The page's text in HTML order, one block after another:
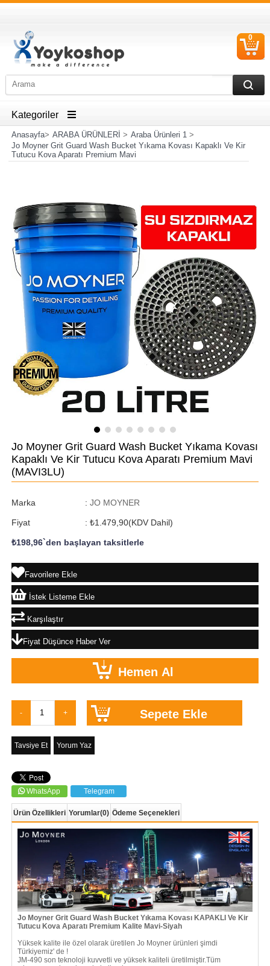
0
Kategoriler
Anasayfa> ARABA ÜRÜNLERİ > Araba Ürünleri 1>
Jo Moyner Grit Guard Wash Bucket Yıkama Kovası Kapaklı Ve Kir
Tutucu Kova Aparatı Premium Mavi
Jo Moyner Grit Guard Wash Bucket Yıkama Kovası
Kapaklı Ve Kir Tutucu Kova Aparatı Premium Mavi
(MAVI3LU)
Marka : JO MOYNER
Fiyat : ₺1.479,90(KDV Dahil)
₺198,96`den başlayan taksitlerle
Favorilere Ekle
İstek Listeme Ekle
Karşılaştır
Fiyat Düşünce Haber Ver
Tavsiye Et Yorum Yaz
WhatsApp Telegram
Ürün Özellikleri Yorumlar(0) Ödeme Seçenekleri
Jo Moyner Grit Guard Wash Bucket Yıkama Kovası KAPAKLI Ve Kir
Tutucu Kova Aparatı Premium Kalite Mavi-Siyah
Yüksek kalite ile özel olarak üretilen Jo Moyner ürünleri şimdi
Türkiyemiz' de !
JM-490 son teknoloji kuvvetli ve yüksek kaliteli üretilmiştir.Tüm